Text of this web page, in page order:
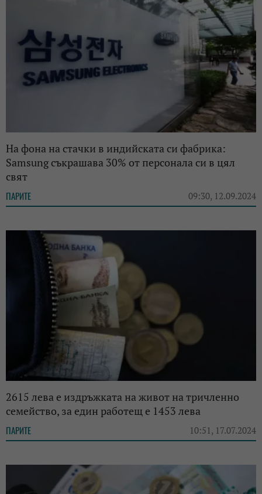
На фона на стачки в индийската си фабрика:
Samsung съкрашава 30% от персонала си в цял
свят
ПАРИТЕ 09:30, 12.09.2024
2615 лева е издръжката на живот на тричленно
семейство, за един работещ е 1453 лева
ПАРИТЕ 10:51, 17.07.2024